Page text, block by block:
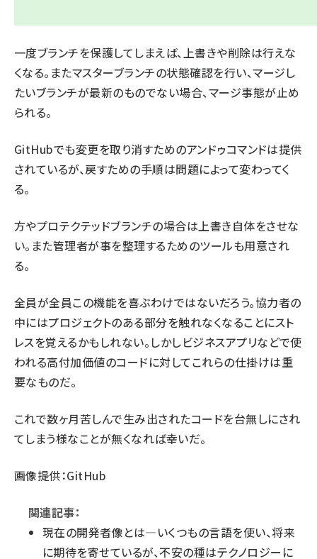
一度ブランチを保護してしまえば、上書きや削除は行えな
くなる。またマスターブランチの状態確認を行い、マージし
たいブランチが最新のものでない場合、マージ事態が止め
られる。
GitHubでも変更を取り消すためのアンドゥコマンドは提供
されているが、戻すための手順は問題によって変わってく
る。
方やプロテクテッドブランチの場合は上書き自体をさせな
い。また管理者が事を整理するためのツールも用意され
る。
全員が全員この機能を喜ぶわけではないだろう。協力者の
中にはプロジェクトのある部分を触れなくなることにスト
レスを覚えるかもしれない。しかしビジネスアプリなどで使
われる高付加価値のコードに対してこれらの仕掛けは重
要なものだ。
これで数ヶ月苦しんで生み出されたコードを台無しにされ
てしまう様なことが無くなれば幸いだ。
画像提供：GitHub
関連記事：
現在の開発者像とは―いくつもの言語を使い、将来
に期待を寄せているが、不安の種はテクノロジーに